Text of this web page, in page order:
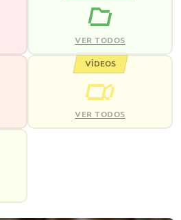
VER TODOS
VÍDEOS
VER TODOS